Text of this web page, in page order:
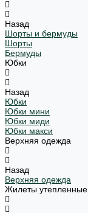
Назад
Шорты и бермуды
Шорты
Бермуды
Юбки
Назад
Юбки
Юбки мини
Юбки миди
Юбки макси
Верхняя одежда
Назад
Верхняя одежда
Жилеты утепленные